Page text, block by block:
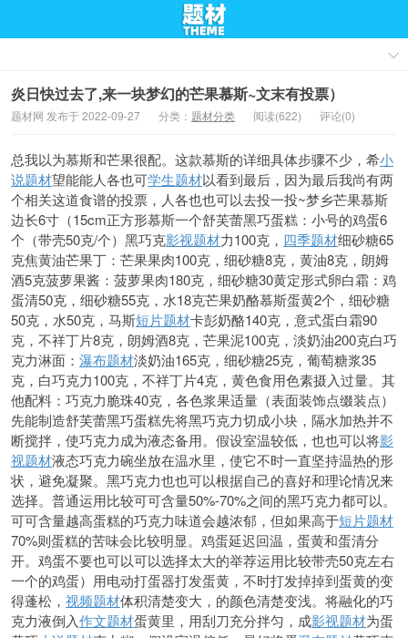
炎日快过去了,来一块梦幻的芒果慕斯~文末有投票）
题材网 发布于 2022-09-27 分类： 题材分类 阅读(622) 评论(0)
总我以为慕斯和芒果很配。这款慕斯的详细具体步骤不少，希小
说题材望能能人各也可学生题材以看到最后，因为最后我尚有两
个相关这道食谱的投票，人各也也可以去投一投~梦乡芒果慕斯
边长6寸（15cm正方形慕斯一个舒芙蕾黑巧蛋糕：小号的鸡蛋6
个（带壳50克/个）黑巧克影视题材力100克， 四季题材细砂糖65
克焦黄油芒果丁：芒果果肉100克，细砂糖8克，黄油8克，朗姆
酒5克菠萝果酱：菠萝果肉180克，细砂糖30黄定形式卵白霜：鸡
蛋清50克，细砂糖55克，水18克芒果奶酪慕斯蛋黄2个，细砂糖
50克，水50克，马斯短片题材卡彭奶酪140克，意式蛋白霜90
克，不祥丁片8克，朗姆酒8克，芒果泥100克，淡奶油200克白巧
克力淋面： 瀑布题材淡奶油165克，细砂糖25克，葡萄糖浆35
克，白巧克力100克，不祥丁片4克，黄色食用色素摄入过量。其
他配料：巧克力脆珠40克，各色浆果适量（表面装饰点缀装点）
先能制造舒芙蕾黑巧蛋糕先将黑巧克力切成小块，隔水加热并不
断搅拌，使巧克力成为液态备用。假设室温较低，也也可以将影
视题材液态巧克力碗坐放在温水里，使它不时一直坚持温热的形
状，避免凝聚。黑巧克力也也可以根据自己的喜好和理论情况来
选择。普通运用比较可可含量50%-70%之间的黑巧克力都可以。
可可含量越高蛋糕的巧克力味道会越浓郁，但如果高于短片题材
70%则蛋糕的苦味会比较明显。鸡蛋延迟回温，蛋黄和蛋清分
开。鸡蛋不要也可以可以选择太大的举荐运用比较带壳50克左右
一个的鸡蛋）用电动打蛋器打发蛋黄，不时打发掉掉到蛋黄的变
得蓬松， 视频题材体积清楚变大，的颜色清楚变浅。将融化的巧
克力液倒入作文题材蛋黄里，用刮刀充分拌匀，成影视题材为蛋